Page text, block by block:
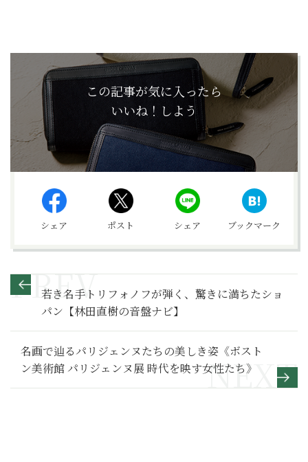
この記事が気に入ったら
いいね！しよう
シェア ポスト シェア ブックマーク
若き名手トリフォノフが弾く、驚きに満ちたショ
パン【林田直樹の音盤ナビ】
名画で辿るパリジェンヌたちの美しき姿《ボスト
ン美術館 パリジェンヌ展 時代を映す女性たち》